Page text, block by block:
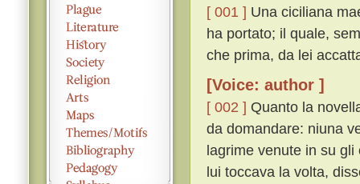
[ 001 ] Una ciciliana
ha portato; il quale,
che prima, da lei
[Voice: author ]
[ 002 ] Quanto la
da domandare: niuna
lagrime venute in su
lui toccava la volta,